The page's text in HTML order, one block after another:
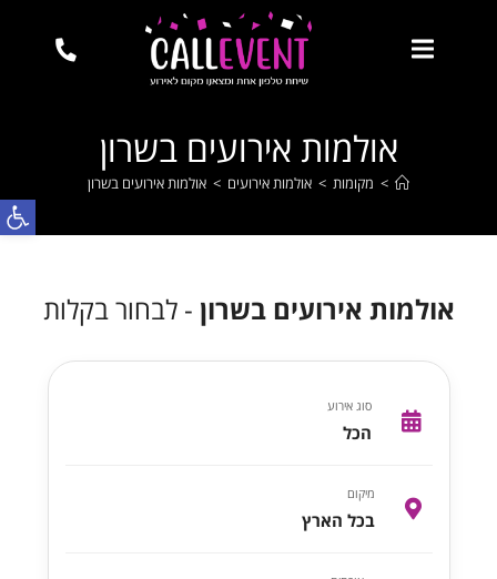
אולמות אירועים בשרון
> מקומות > אולמות אירועים > אולמות אירועים בשרון
אולמות אירועים בשרון - לבחור בקלות
סוג אירוע
הכל
מיקום
בכל הארץ